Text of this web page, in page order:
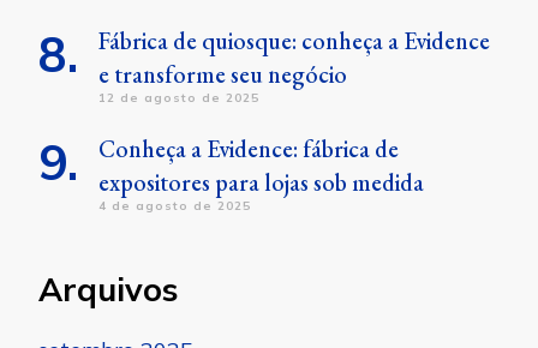
Fábrica de quiosque: conheça a Evidence
e transforme seu negócio
12 de agosto de 2025
Conheça a Evidence: fábrica de
expositores para lojas sob medida
4 de agosto de 2025
Arquivos